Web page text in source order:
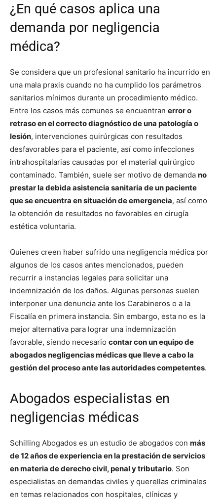
¿En qué casos aplica una
demanda por negligencia
médica?
Se considera que un profesional sanitario ha incurrido en
una mala praxis cuando no ha cumplido los parámetros
sanitarios mínimos durante un procedimiento médico.
Entre los casos más comunes se encuentran error o
retraso en el correcto diagnóstico de una patología o
lesión, intervenciones quirúrgicas con resultados
desfavorables para el paciente, así como infecciones
intrahospitalarias causadas por el material quirúrgico
contaminado. También, suele ser motivo de demanda no
prestar la debida asistencia sanitaria de un paciente
que se encuentra en situación de emergencia, así como
la obtención de resultados no favorables en cirugía
estética voluntaria.
Quienes creen haber sufrido una negligencia médica por
algunos de los casos antes mencionados, pueden
recurrir a instancias legales para solicitar una
indemnización de los daños. Algunas personas suelen
interponer una denuncia ante los Carabineros o a la
Fiscalía en primera instancia. Sin embargo, esta no es la
mejor alternativa para lograr una indemnización
favorable, siendo necesario contar con un equipo de
abogados negligencias médicas que lleve a cabo la
gestión del proceso ante las autoridades competentes.
Abogados especialistas en
negligencias médicas
Schilling Abogados es un estudio de abogados con más
de 12 años de experiencia en la prestación de servicios
en materia de derecho civil, penal y tributario. Son
especialistas en demandas civiles y querellas criminales
en temas relacionados con hospitales, clínicas y